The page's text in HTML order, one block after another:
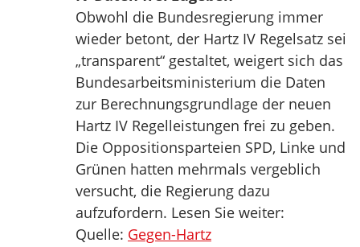
Obwohl die Bundesregierung immer
wieder betont, der Hartz IV Regelsatz sei
„transparent“ gestaltet, weigert sich das
Bundesarbeitsministerium die Daten
zur Berechnungsgrundlage der neuen
Hartz IV Regelleistungen frei zu geben.
Die Oppositionsparteien SPD, Linke und
Grünen hatten mehrmals vergeblich
versucht, die Regierung dazu
aufzufordern. Lesen Sie weiter:
Quelle: Gegen-Hartz